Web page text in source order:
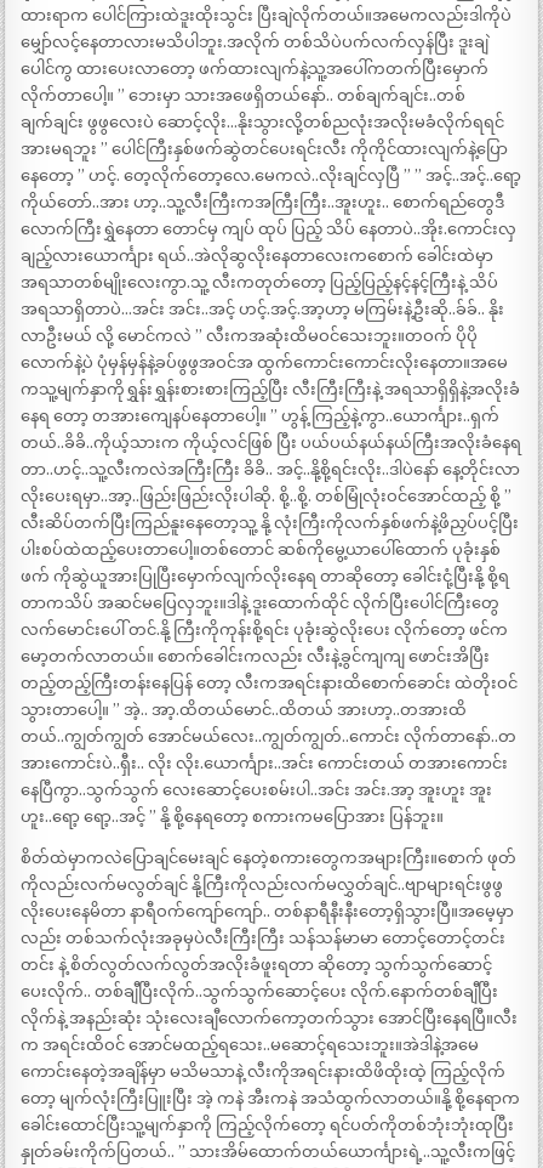
ထားရာက ပေါင်ကြားထဲဒူးထိုးသွင်း ပြီးချဲလိုက်တယ်။အမေကလည်းဒါကိုပဲ
မျှော်လင့်နေတာလားမသိပါဘူး.အလိုက် တစ်သိပဲပက်လက်လှန်ပြီး ဒူးချဲ
ပေါင်ကွ ထားပေးလာတော့ ဖက်ထားလျက်နဲ့သူ့အပေါ်ကတက်ပြီးမှောက်
လိုက်တာပေါ့။ ” ဘေးမှာ သားအဖေရှိတယ်နော်.. တစ်ချက်ချင်း..တစ်
ချက်ချင်း ဖွဖွလေးပဲ ဆောင့်လိုး…နိုးသွားလို့တစ်ညလုံးအလိုးမခံလိုက်ရရင်
အားမရဘူး ” ပေါင်ကြီးနှစ်ဖက်ဆွဲတင်ပေးရင်းလီး ကိုကိုင်ထားလျက်နဲ့ပြော
နေတော့ ” ဟင့်. တေ့လိုက်တော့လေ.မေကလဲ..လိုးချင်လှပြီ ” ” အင့်..အင့်..ရော့
ကိုယ်တော်..အား ဟာ့..သူ့လီးကြီးကအကြီးကြီး..အူးဟူး.. စောက်ရည်တွေဒီ
လောက်ကြီးရွှဲနေတာ တောင်မှ ကျပ် ထုပ် ပြည့် သိပ် နေတာပဲ..အိုး.ကောင်းလှ
ချည့်လားယောင်္ကျား ရယ်..အဲလိုဆွလိုးနေတာလေးကစောက် ခေါင်းထဲမှာ
အရသာတစ်မျိုးလေးကွာ.သူ့ လီးကတုတ်တော့ ပြည့်ပြည့်နင့်နင့်ကြီးနဲ့ သိပ်
အရသာရှိတာပဲ…အင်း အင်း..အင့် ဟင့်.အင့်.အာ့ဟာ့ မကြမ်းနဲ့ဦးဆို..ခ်ခ်.. နိုး
လာဦးမယ် လို့ မောင်ကလဲ ” လီးကအဆုံးထိမဝင်သေးဘူး။တဝက် ပိုပို
လောက်နဲ့ပဲ ပုံမှန်မှန်နဲ့ခပ်ဖွဖွအဝင်အ ထွက်ကောင်းကောင်းလိုးနေတာ။အမေ
ကသူ့မျက်နှာကိုရွှန်းရွှန်းစားစားကြည့်ပြီး လီးကြီးကြီးနဲ့ အရသာရှိရှိနဲ့အလိုးခံ
နေရ တော့ တအားကျေနပ်နေတာပေါ့။ ” ဟွန့် ကြည့်နဲ့ကွာ..ယောင်္ကျား..ရှက်
တယ်..ခိခိ..ကိုယ့်သားက ကိုယ့်လင်ဖြစ် ပြီး ပယ်ပယ်နယ်နယ်ကြီးအလိုးခံနေရ
တာ..ဟင့်..သူ့လီးကလဲအကြီးကြီး ခိခိ.. အင့်..နို့စို့ရင်းလိုး..ဒါပဲနော် နေ့တိုင်းလာ
လိုးပေးရမှာ..အာ့..ဖြည်းဖြည်းလိုးပါဆို. စို့..စို့. တစ်မြုံလုံးဝင်အောင်ထည့် စို့ ”
လီးဆိပ်တက်ပြီးကြည်နူးနေတော့သူ့ နို့ လုံးကြီးကိုလက်နှစ်ဖက်နဲ့ဖိညှပ်ပင့်ပြီး
ပါးစပ်ထဲထည့်ပေးတာပေါ့။တစ်တောင် ဆစ်ကိုမွေ့ယာပေါ်ထောက် ပုခုံးနှစ်
ဖက် ကိုဆွဲယူအားပြုပြီးမှောက်လျက်လိုးနေရ တာဆိုတော့ ခေါင်းငုံ့ပြီးနို့ စို့ရ
တာကသိပ် အဆင်မပြေလှဘူး။ဒါနဲ့ ဒူးထောက်ထိုင် လိုက်ပြီးပေါင်ကြီးတွေ
လက်မောင်းပေါ် တင်.နို့ ကြီးကိုကုန်းစို့ရင်း ပုခုံးဆွဲလိုးပေး လိုက်တော့ ဖင်က
မော့တက်လာတယ်။ စောက်ခေါင်းကလည်း လီးနဲ့ခွင်ကျကျ ဖောင်းအိပြီး
တည့်တည့်ကြီးတန်းနေပြန် တော့ လီးကအရင်းနားထိစောက်ခောင်း ထဲတိုးဝင်
သွားတာပေါ့။ ” အဲ့.. အာ့.ထိတယ်မောင်..ထိတယ် အားဟာ့..တအားထိ
တယ်..ကျွတ်ကျွတ် အောင်မယ်လေး..ကျွတ်ကျွတ်..ကောင်း လိုက်တာနော်..တ
အားကောင်းပဲ..ရှီး.. လိုး လိုး.ယောင်္ကျား..အင်း ကောင်းတယ် တအားကောင်း
နေပြီကွာ..သွက်သွက် လေးဆောင့်ပေးစမ်းပါ..အင်း အင်း.အာ့ အူးဟူး အူး
ဟူး..ရော့ ရော့..အင့် ” နို့ စို့နေရတော့ စကားကမပြောအား ပြန်ဘူး။
စိတ်ထဲမှာကလဲပြောချင်မေးချင် နေတဲ့စကားတွေကအများကြီး။စောက် ဖုတ်
ကိုလည်းလက်မလွတ်ချင် နို့ကြီးကိုလည်းလက်မလွှတ်ချင်..ဗျာများရင်းဖွဖွ
လိုးပေးနေမိတာ နာရီဝက်ကျော်ကျော်.. တစ်နာရီနီးနီးတော့ရှိသွားပြီ။အမေ့မှာ
လည်း တစ်သက်လုံးအခုမှပဲလီးကြီးကြီး သန်သန်မာမာ တောင့်တောင့်တင်း
တင်း နဲ့ စိတ်လွတ်လက်လွတ်အလိုးခံဖူးရတာ ဆိုတော့ သွက်သွက်ဆောင့်
ပေးလိုက်.. တစ်ချီပြီးလိုက်..သွက်သွက်ဆောင့်ပေး လိုက်.နောက်တစ်ချီပြီး
လိုက်နဲ့ အနည်းဆုံး သုံးလေးချီလောက်ကော့တက်သွား အောင်ပြီးနေရပြီ။လီး
က အရင်းထိဝင် အောင်မထည့်ရသေး..မဆောင့်ရသေးဘူး။အဲဒါနဲ့အမေ
ကောင်းနေတဲ့အချိန်မှာ မသိမသာနဲ့ လီးကိုအရင်းနားထိဖိထိုးထဲ့ ကြည့်လိုက်
တော့ မျက်လုံးကြီးပြူးပြီး အဲ့ ကနဲ အီးကနဲ အသံထွက်လာတယ်။နို့ စို့နေရာက
ခေါင်းထောင်ပြီးသူ့မျက်နှာကို ကြည့်လိုက်တော့ ရင်ပတ်ကိုတစ်ဘုံးဘုံးထုပြီး
နှုတ်ခမ်းကိုက်ပြတယ်.. ” သားအိမ်ထောက်တယ်ယောင်္ကျားရဲ့..သူ့လီးကဖြင့်